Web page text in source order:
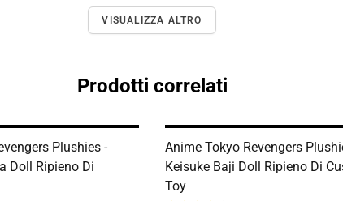
VISUALIZZA ALTRO
Prodotti correlati
Plushies -
Doll Ripieno Di
Anime Tokyo Revengers
Keisuke Baji Doll Ripieno Di
Toy